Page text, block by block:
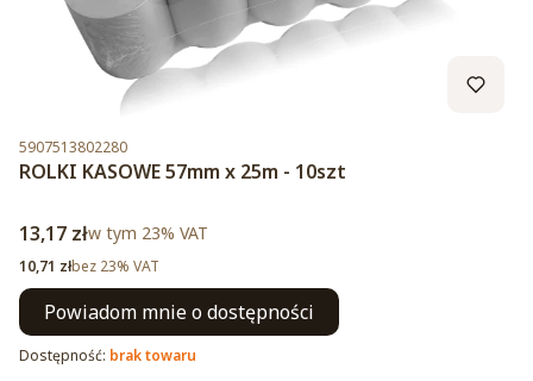
Kod produktu
5907513802280
ROLKI KASOWE 57mm x 25m - 10szt
Cena brutto
13,17 złw tym %s VAT
w tym 23% VAT
Cena netto
10,71 złbez 23% VAT
Powiadom mnie o dostępności
Dostępność: brak towaru